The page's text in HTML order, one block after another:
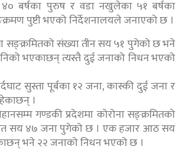
बर्षका पुरुष र वडा नखुलेका ५१ बर्षका
पुष्टी भएको निर्देशनालयले जनाएको छ ।
सङ्क्रमितको संख्या तीन सय ५१ पुगेको छ भने
भएकाछन् त्यस्तै दुई जनाको निधन भएको
सुस्ता पूर्बका १२ जना, कास्की दुई जना र
।
गण्डकी प्रदेशमा कोरोना सङ्क्रमितको
सय ४७ जना पुगेको छ । एक हजार आठ सय
भने २२ जनाको निधन भएको छ ।